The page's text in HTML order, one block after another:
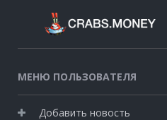
МЕНЮ ПОЛЬЗОВАТЕЛЯ
Добавить новость